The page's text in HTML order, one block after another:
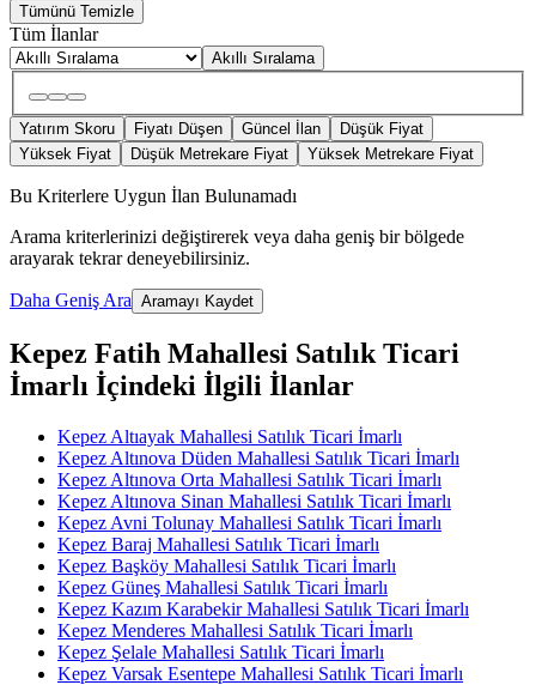
Tümünü Temizle
Tüm İlanlar
Akıllı Sıralama
Yatırım Skoru Fiyatı Düşen Güncel İlan
Düşük Fiyat
Yüksek Fiyat
Düşük Metrekare Fiyat Yüksek Metrekare Fiyat
Bu Kriterlere Uygun İlan Bulunamadı
Arama kriterlerinizi değiştirerek veya daha geniş bir bölgede
arayarak tekrar deneyebilirsiniz.
Daha Geniş Ara Aramayı Kaydet
Kepez Fatih Mahallesi Satılık Ticari
İmarlı İçindeki İlgili İlanlar
Kepez Altıayak Mahallesi Satılık Ticari İmarlı
Kepez Altınova Düden Mahallesi Satılık Ticari İmarlı
Kepez Altınova Orta Mahallesi Satılık Ticari İmarlı
Kepez Altınova Sinan Mahallesi Satılık Ticari İmarlı
Kepez Avni Tolunay Mahallesi Satılık Ticari İmarlı
Kepez Baraj Mahallesi Satılık Ticari İmarlı
Kepez Başköy Mahallesi Satılık Ticari İmarlı
Kepez Güneş Mahallesi Satılık Ticari İmarlı
Kepez Kazım Karabekir Mahallesi Satılık Ticari İmarlı
Kepez Menderes Mahallesi Satılık Ticari İmarlı
Kepez Şelale Mahallesi Satılık Ticari İmarlı
Kepez Varsak Esentepe Mahallesi Satılık Ticari İmarlı